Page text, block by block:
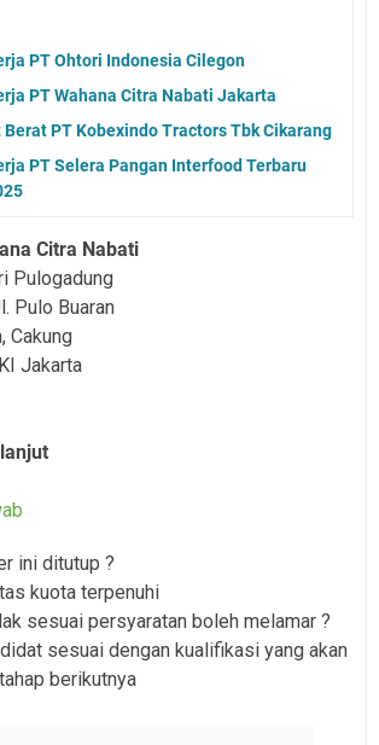
PT Ohtori Indonesia Cilegon
PT Wahana Citra Nabati Jakarta
PT Kobexindo Tractors Tbk Cikarang
PT Selera Pangan Interfood Terbaru
Citra Nabati
Pulogadung
Pulo Buaran
Cakung
Jakarta
ini ditutup ?
kuota terpenuhi
sesuai persyaratan boleh melamar ?
sesuai dengan kualifikasi yang akan
berikutnya